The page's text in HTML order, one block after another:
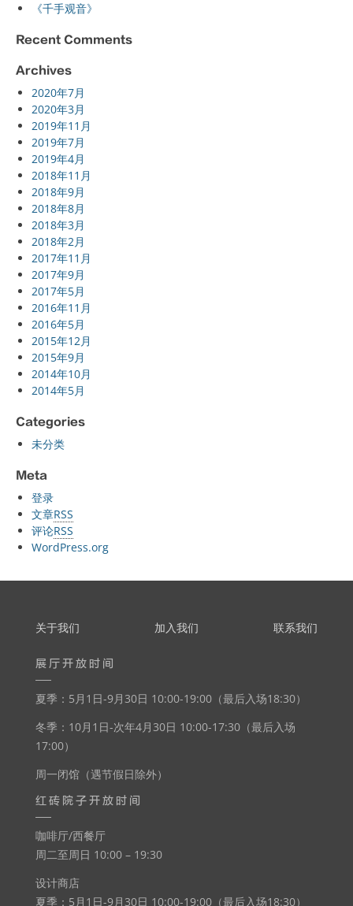
《千手观音》
Recent Comments
Archives
2020年7月
2020年3月
2019年11月
2019年7月
2019年4月
2018年11月
2018年9月
2018年8月
2018年3月
2018年2月
2017年11月
2017年9月
2017年5月
2016年11月
2016年5月
2015年12月
2015年9月
2014年10月
2014年5月
Categories
未分类
Meta
登录
文章RSS
评论RSS
WordPress.org
关于我们 加入我们 联系我们
展厅开放时间
夏季：5月1日-9月30日 10:00-19:00（最后入场18:30）
冬季：10月1日-次年4月30日 10:00-17:30（最后入场
17:00）
周一闭馆（遇节假日除外）
红砖院子开放时间
咖啡厅/西餐厅
周二至周日 10:00 – 19:30
设计商店
夏季：5月1日-9月30日 10:00-19:00（最后入场18:30）